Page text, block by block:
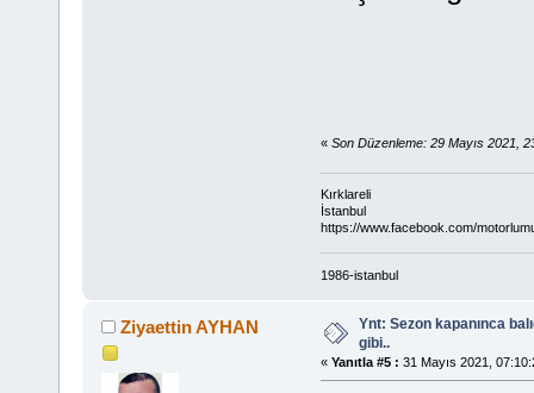
« Son Düzenleme: 29 Mayıs 2021,
Kırklareli
İstanbul
https://www.facebook.com/
1986-istanbul
Ziyaettin AYHAN
Ynt: Sezon kapanınca
gibi..
« Yanıtla #5 : 31 Mayıs 2021,